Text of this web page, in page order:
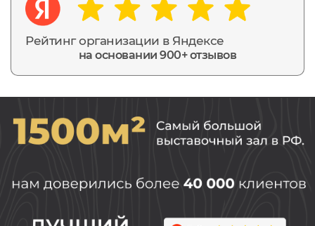
Рейтинг организации в Яндексе
на основании 900+ отзывов